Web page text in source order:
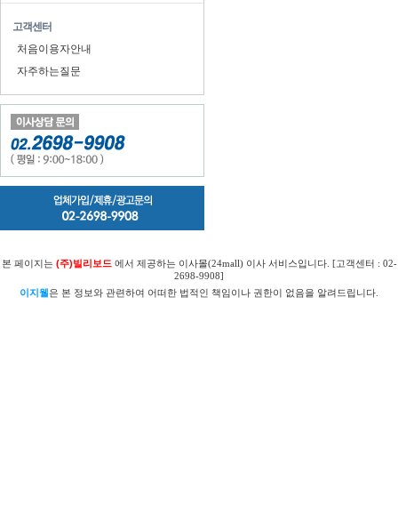
고객센터
처음이용자안내
자주하는질문
본 페이지는 (주)빌리보드 에서 제공하는 이사몰(24mall) 이사 서비스입니다. [고객센터 : 02-
2698-9908]
이지웰은 본 정보와 관련하여 어떠한 법적인 책임이나 권한이 없음을 알려드립니다.